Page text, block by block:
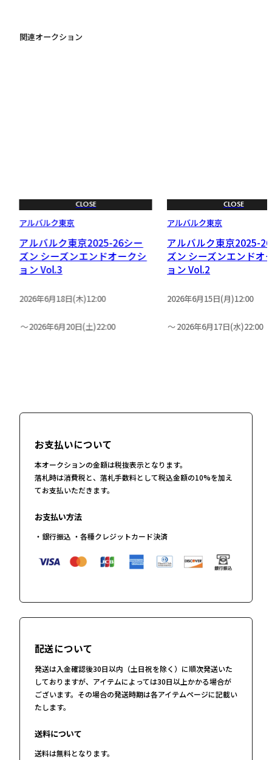
関連オークション
CLOSE
アルバルク東京
アルバルク東京2025-26シー
ズン シーズンエンドオークシ
ョン Vol.3
2026年6月18日(木)12:00
2026年6月20日(土)22:00
CLOSE
アルバルク東京
アルバルク東京2025-
ズン シーズンエンドオ
ョン Vol.2
2026年6月15日(月)12:00
2026年6月17日(水)22:00
お支払いについて
本オークションの金額は税抜表示となります。
落札時は消費税と、落札手数料として税込金額の10%を加え
てお支払いただきます。
お支払い方法
・銀行振込 ・各種クレジットカード決済
配送について
発送は入金確認後30日以内（土日祝を除く）に順次発送いた
しておりますが、アイテムによっては30日以上かかる場合が
ございます。その場合の発送時期は各アイテムページに記載い
たします。
送料について
送料は無料となります。